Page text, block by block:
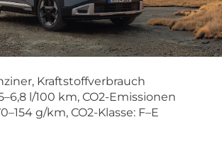
Kraftstoffverbrauch
l/100 km, CO2-Emissionen
g/km, CO2-Klasse: F–E